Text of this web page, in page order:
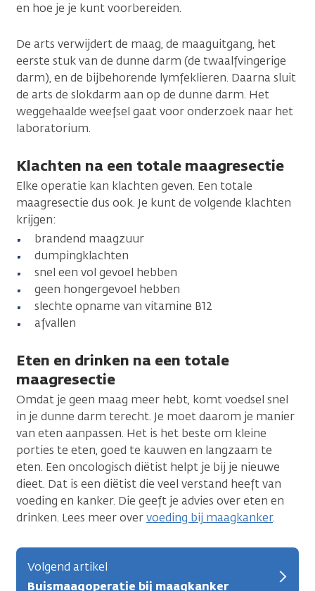
en hoe je je kunt voorbereiden.
De arts verwijdert de maag, de maaguitgang, het
eerste stuk van de dunne darm (de twaalfvingerige
darm), en de bijbehorende lymfeklieren. Daarna sluit
de arts de slokdarm aan op de dunne darm. Het
weggehaalde weefsel gaat voor onderzoek naar het
laboratorium.
Klachten na een totale maagresectie
Elke operatie kan klachten geven. Een totale
maagresectie dus ook. Je kunt de volgende klachten
krijgen:
brandend maagzuur
dumpingklachten
snel een vol gevoel hebben
geen hongergevoel hebben
slechte opname van vitamine B12
afvallen
Eten en drinken na een totale
maagresectie
Omdat je geen maag meer hebt, komt voedsel snel
in je dunne darm terecht. Je moet daarom je manier
van eten aanpassen. Het is het beste om kleine
porties te eten, goed te kauwen en langzaam te
eten. Een oncologisch diëtist helpt je bij je nieuwe
dieet. Dat is een diëtist die veel verstand heeft van
voeding en kanker. Die geeft je advies over eten en
drinken. Lees meer overvoeding bij maagkanker.
Volgend artikel
Buismaagoperatie bij maagkanker